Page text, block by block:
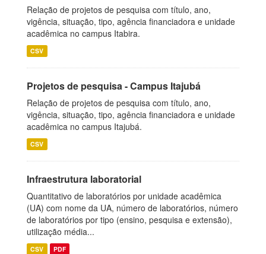
Relação de projetos de pesquisa com título, ano,
vigência, situação, tipo, agência financiadora e unidade
acadêmica no campus Itabira.
CSV
Projetos de pesquisa - Campus Itajubá
Relação de projetos de pesquisa com título, ano,
vigência, situação, tipo, agência financiadora e unidade
acadêmica no campus Itajubá.
CSV
Infraestrutura laboratorial
Quantitativo de laboratórios por unidade acadêmica
(UA) com nome da UA, número de laboratórios, número
de laboratórios por tipo (ensino, pesquisa e extensão),
utilização média...
CSV PDF